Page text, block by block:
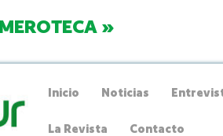
»
Inicio Noticias
La Revista Contacto